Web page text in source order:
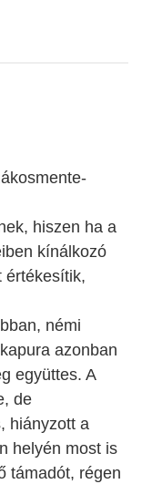
hiszen ha a
kínálkozó
értékesítik,
némi
azonban
együttes. A
de
hiányzott a
helyén most is
támadót, régen